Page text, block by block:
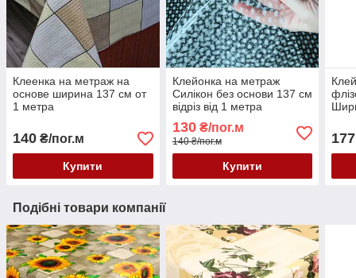
Клеенка на метраж на
основе ширина 137 см от
1 метра
140 ₴/пог.м
Купити
Клейонка на метраж
Силікон без основи 137 см
відріз від 1 метра
130₴/пог.м
140 ₴/пог.м
Купити
177
Подібні товари компанії